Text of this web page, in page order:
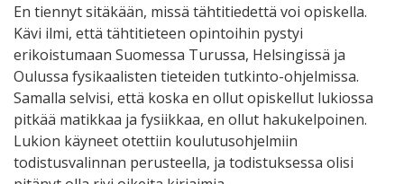
En tiennyt sitäkään, missä tähtitiedettä voi opiskella.
Kävi ilmi, että tähtitieteen opintoihin pystyi
erikoistumaan Suomessa Turussa, Helsingissä ja
Oulussa fysikaalisten tieteiden tutkinto-ohjelmissa.
Samalla selvisi, että koska en ollut opiskellut lukiossa
pitkää matikkaa ja fysiikkaa, en ollut hakukelpoinen.
Lukion käyneet otettiin koulutusohjelmiin
todistusvalinnan perusteella, ja todistuksessa olisi